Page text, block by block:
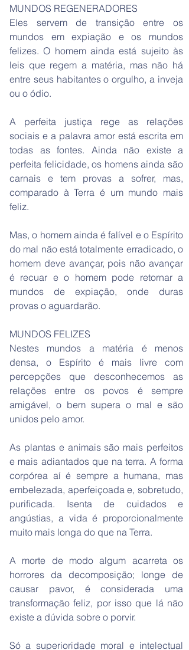
MUNDOS REGENERADORES
Eles servem de transição entre os
mundos em expiação e os mundos
felizes. O homem ainda está sujeito às
leis que regem a matéria, mas não há
entre seus habitantes o orgulho, a inveja
ou o ódio.
A perfeita justiça rege as relações
sociais e a palavra amor está escrita em
todas as fontes. Ainda não existe a
perfeita felicidade, os homens ainda são
carnais e tem provas a sofrer, mas,
comparado à Terra é um mundo mais
feliz.
Mas, o homem ainda é falível e o Espírito
do mal não está totalmente erradicado, o
homem deve avançar, pois não avançar
é recuar e o homem pode retornar a
mundos de expiação, onde duras
provas o aguardarão.
MUNDOS FELIZES
Nestes mundos a matéria é menos
densa, o Espírito é mais livre com
percepções que desconhecemos as
relações entre os povos é sempre
amigável, o bem supera o mal e são
unidos pelo amor.
As plantas e animais são mais perfeitos
e mais adiantados que na terra. A forma
corpórea aí é sempre a humana, mas
embelezada, aperfeiçoada e, sobretudo,
purificada. Isenta de cuidados e
angústias, a vida é proporcionalmente
muito mais longa do que na Terra.
A morte de modo algum acarreta os
horrores da decomposição; longe de
causar pavor, é considerada uma
transformação feliz, por isso que lá não
existe a dúvida sobre o porvir.
Só a superioridade moral e intelectual